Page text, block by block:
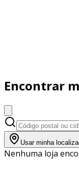
Encontrar
Usar minha
Nenhuma loja